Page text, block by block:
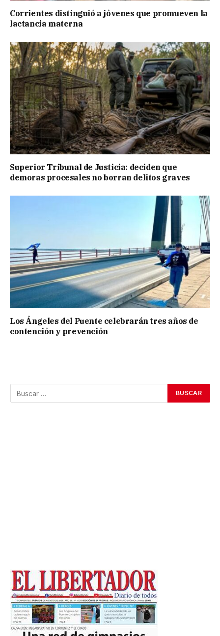
Corrientes distinguió a jóvenes que promueven la
lactancia materna
Superior Tribunal de Justicia: deciden que
demoras procesales no borran delitos graves
Los Ángeles del Puente celebrarán tres años de
contención y prevención